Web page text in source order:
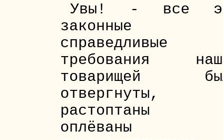
Увы! - все
законные
справедливые
требования
товарищей
отвергнуты,
растоптаны
оплёваны